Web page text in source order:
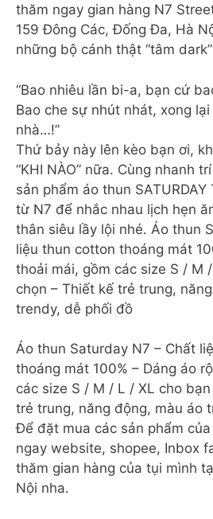
thăm ngay gian hàng N7
159 Đông Các, Đống Đa, Hà
những bộ cánh thật “tâm
“Bao nhiêu lần bi-a, bạn cứ
Bao che sự nhút nhát, xong
nhà…!”
Thứ bảy này lên kèo bạn ơi,
“KHI NÀO” nữa. Cùng nhanh
sản phẩm áo thun
từ N7 để nhắc nhau lịch hẹn
thân siêu lầy lội nhé. Áo thun
liệu thun cotton thoáng mát
thoải mái, gồm các size S / M
chọn – Thiết kế trẻ trung,
trendy, dễ phối đồ
Áo thun Saturday N7 – Chất
thoáng mát 100% – Dáng áo
các size S / M / L / XL cho
trẻ trung, năng động, màu áo
Để đặt mua các sản phẩm
ngay website, shopee, Inbox
thăm gian hàng của tụi mình
Nội nha.